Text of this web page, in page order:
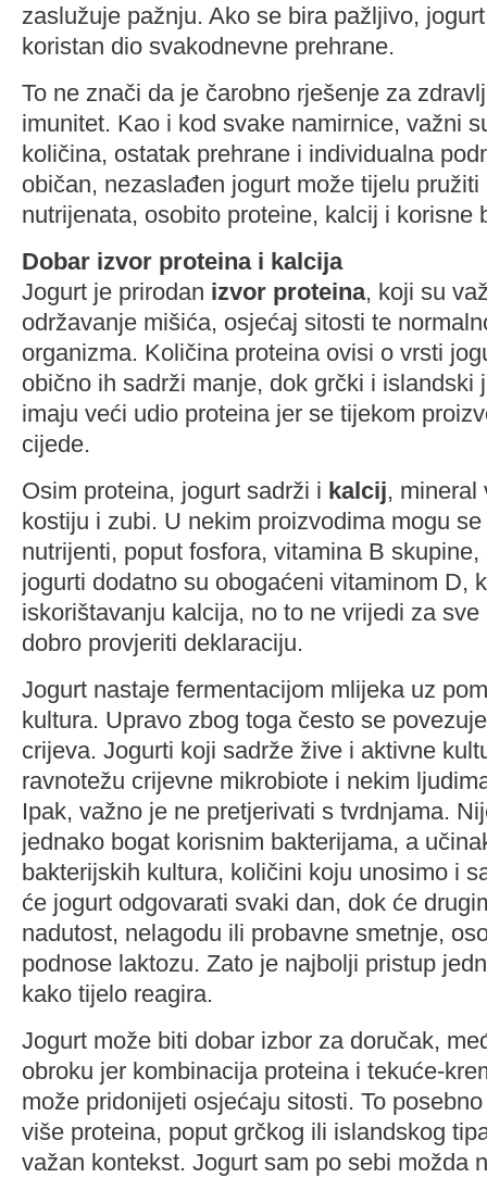
zaslužuje pažnju. Ako se bira pažljivo,
koristan dio svakodnevne prehrane.
To ne znači da je čarobno rješenje za
imunitet. Kao i kod svake namirnice, važni
količina, ostatak prehrane i individualna
običan, nezaslađen jogurt može tijelu
nutrijenata, osobito proteine, kalcij i korisne
Dobar izvor proteina i kalcija
Jogurt je prirodan izvor proteina, koji su
održavanje mišića, osjećaj sitosti te
organizma. Količina proteina ovisi o vrsti
obično ih sadrži manje, dok grčki i islandski
imaju veći udio proteina jer se tijekom
cijede.
Osim proteina, jogurt sadrži i kalcij, mineral
kostiju i zubi. U nekim proizvodima mogu
nutrijenti, poput fosfora, vitamina B
jogurti dodatno su obogaćeni vitaminom D,
iskorištavanju kalcija, no to ne vrijedi za
dobro provjeriti deklaraciju.
Jogurt nastaje fermentacijom mlijeka uz
kultura. Upravo zbog toga često se
crijeva. Jogurti koji sadrže žive i aktivne
ravnotežu crijevne mikrobiote i nekim
Ipak, važno je ne pretjerivati s tvrdnjama.
jednako bogat korisnim bakterijama, a
bakterijskih kultura, količini koju unosimo i
će jogurt odgovarati svaki dan, dok će
nadutost, nelagodu ili probavne smetnje,
podnose laktozu. Zato je najbolji pristup
kako tijelo reagira.
Jogurt može biti dobar izbor za doručak,
obroku jer kombinacija proteina i tekuće-
može pridonijeti osjećaju sitosti. To
više proteina, poput grčkog ili islandskog
važan kontekst. Jogurt sam po sebi možda